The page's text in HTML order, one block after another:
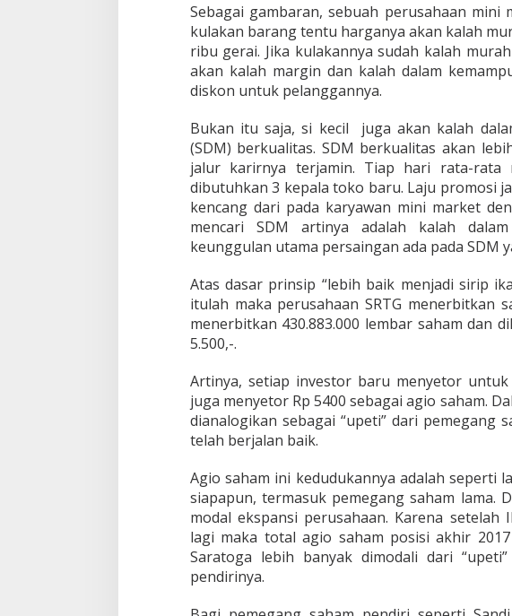
Sebagai gambaran, sebuah perusahaan
kulakan barang tentu harganya akan kalah
ribu gerai. Jika kulakannya sudah kalah
akan kalah margin dan kalah dalam
diskon untuk pelanggannya.
Bukan itu saja, si kecil juga akan kalah
(SDM) berkualitas. SDM berkualitas akan
jalur karirnya terjamin. Tiap hari rata-rata
dibutuhkan 3 kepala toko baru. Laju promosi
kencang dari pada karyawan mini market
mencari SDM artinya adalah kalah
keunggulan utama persaingan ada pada SDM
Atas dasar prinsip “lebih baik menjadi sirip
itulah maka perusahaan SRTG menerbitkan
menerbitkan 430.883.000 lembar saham dan
5.500,-.
Artinya, setiap investor baru menyetor
juga menyetor Rp 5400 sebagai agio saham.
dianalogikan sebagai “upeti” dari pemegang
telah berjalan baik.
Agio saham ini kedudukannya adalah seperti
siapapun, termasuk pemegang saham lama.
modal ekspansi perusahaan. Karena setelah
lagi maka total agio saham posisi akhir
Saratoga lebih banyak dimodali dari
pendirinya.